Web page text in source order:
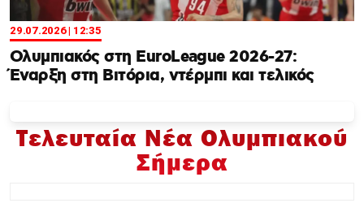
29.07.2026 | 12:35
Ολυμπιακός στη EuroLeague 2026-27:
Έναρξη στη Βιτόρια, ντέρμπι και τελικός
Τελευταία Νέα Ολυμπιακού
Σήμερα